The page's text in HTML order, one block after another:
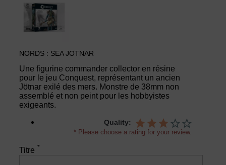
NORDS : SEA JOTNAR
Une figurine commander collector en résine
pour le jeu Conquest, représentant un ancien
Jötnar exilé des mers. Monstre de 38mm non
assemblé et non peint pour les hobbyistes
exigeants.
Quality:
* Please choose a rating for your review.
Titre *